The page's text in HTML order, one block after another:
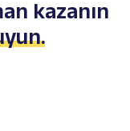
kazanın
.